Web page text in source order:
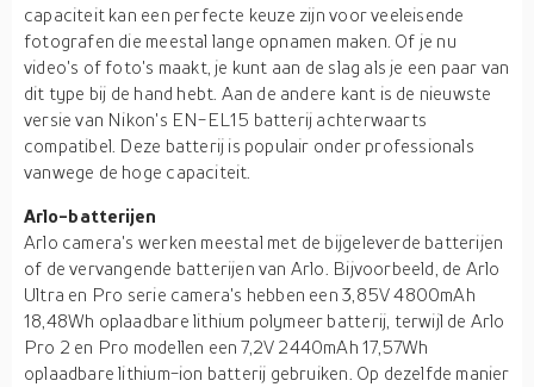
capaciteit kan een perfecte keuze zijn voor veeleisende
fotografen die meestal lange opnamen maken. Of je nu
video's of foto's maakt, je kunt aan de slag als je een paar van
dit type bij de hand hebt. Aan de andere kant is de nieuwste
versie van Nikon's EN-EL15 batterij achterwaarts
compatibel. Deze batterij is populair onder professionals
vanwege de hoge capaciteit.
Arlo-batterijen
Arlo camera's werken meestal met de bijgeleverde batterijen
of de vervangende batterijen van Arlo. Bijvoorbeeld, de Arlo
Ultra en Pro serie camera's hebben een 3,85V 4800mAh
18,48Wh oplaadbare lithium polymeer batterij, terwijl de Arlo
Pro 2 en Pro modellen een 7,2V 2440mAh 17,57Wh
oplaadbare lithium-ion batterij gebruiken. Op dezelfde manier